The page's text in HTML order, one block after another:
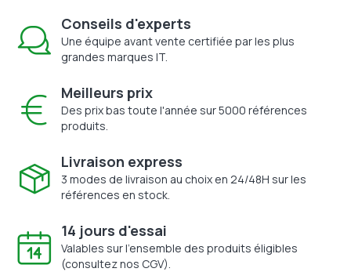
Conseils d'experts
Une équipe avant vente certifiée par les plus
grandes marques IT.
Meilleurs prix
Des prix bas toute l'année sur 5000 références
produits.
Livraison express
3 modes de livraison au choix en 24/48H sur les
références en stock.
14 jours d'essai
Valables sur l'ensemble des produits éligibles
(consultez nos CGV).